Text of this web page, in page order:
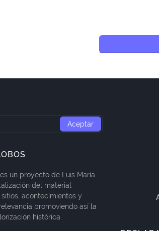
un proyecto de Luis María
del material
acontecimientos y
promoviendo así la
histórica.